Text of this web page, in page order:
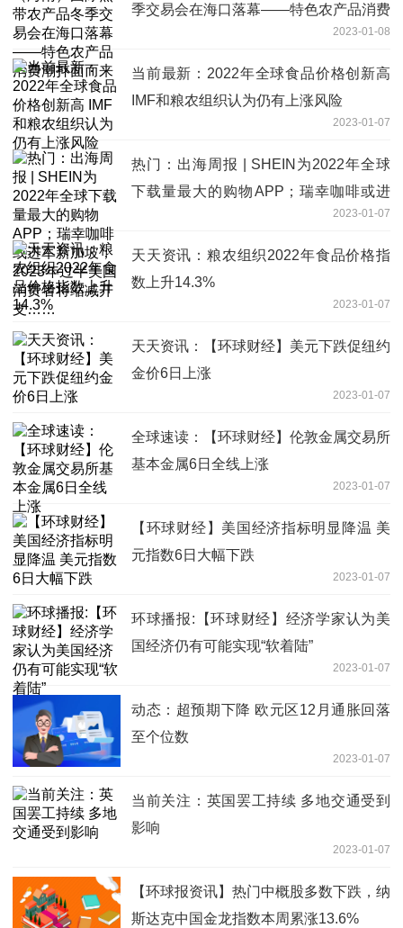
季交易会在海口落幕——特色农产品消费
2023-01-08
当前最新：2022年全球食品价格创新高
IMF和粮农组织认为仍有上涨风险
2023-01-07
热门：出海周报 | SHEIN为2022年全球
下载量最大的购物APP；瑞幸咖啡或进
军新加坡；2023年过半美国消费者将缩
减开支……
2023-01-07
天天资讯：粮农组织2022年食品价格指
数上升14.3%
2023-01-07
天天资讯：【环球财经】美元下跌促纽约
金价6日上涨
2023-01-07
全球速读：【环球财经】伦敦金属交易所
基本金属6日全线上涨
2023-01-07
【环球财经】美国经济指标明显降温 美
元指数6日大幅下跌
2023-01-07
环球播报:【环球财经】经济学家认为美
国经济仍有可能实现“软着陆”
2023-01-07
动态：超预期下降 欧元区12月通胀回落
至个位数
2023-01-07
当前关注：英国罢工持续 多地交通受到
影响
2023-01-07
【环球报资讯】热门中概股多数下跌，纳
斯达克中国金龙指数本周累涨13.6%